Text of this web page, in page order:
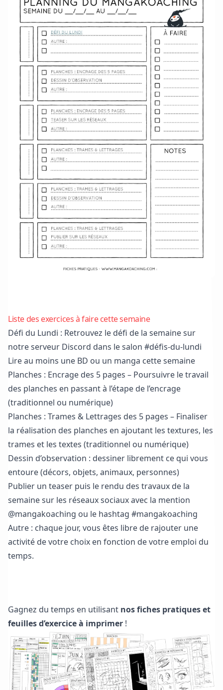
Liste des exercices à faire cette semaine
Défi du Lundi : Retrouvez le défi de la semaine sur
notre serveur Discord dans le salon #défis-du-lundi
Lire au moins une BD ou un manga cette semaine
Planches : Encrage des 5 pages – Poursuivre le travail
des planches en passant à l’étape de l’encrage
(traditionnel ou numérique)
Planches : Trames & Lettrages des 5 pages – Finaliser
la réalisation des planches en ajoutant les textures, les
trames et les textes (traditionnel ou numérique)
Dessin d’observation : dessiner librement ce qui vous
entoure (décors, objets, animaux, personnes)
Publier un teaser puis le rendu des travaux de la
semaine sur les réseaux sociaux avec la mention
@mangakoaching ou le hashtag #mangakoaching
Autre : chaque jour, vous êtes libre de rajouter une
activité de votre choix en fonction de votre emploi du
temps.
Gagnez du temps en utilisant nos fiches pratiques et
feuilles d’exercice à imprimer !